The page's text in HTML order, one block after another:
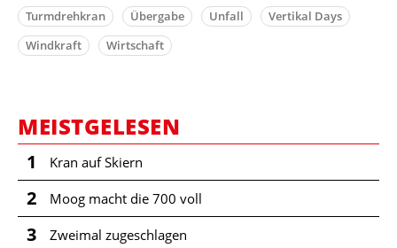
Turmdrehkran
Übergabe Unfall
Vertikal Days
Windkraft
Wirtschaft
MEISTGELESEN
1 Kran auf Skiern
2 Moog macht die 700 voll
3 Zweimal zugeschlagen